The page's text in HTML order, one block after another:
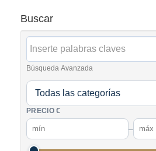
Buscar
Búsqueda Avanzada
PRECIO €
–